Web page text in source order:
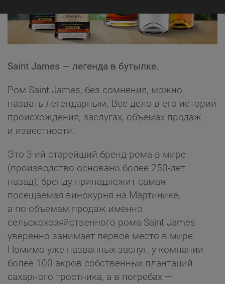
Saint James — легенда в бутылке.
Ром Saint James, без сомнения, можно
назвать легендарным. Все дело в его истории
происхождения, заслугах, объемах продаж
и известности.
Это 3-ий старейший бренд рома в мире
(производство основано более 250-лет
назад), бренду принадлежит самая
посещаемая винокурня на Мартинике,
а по объемам продаж именно
сельскохозяйственного рома Saint James
уверенно занимает первое место в мире.
Помимо уже названных заслуг, у компании
более 100 акров собственных плантаций
сахарного тростника, а в погребах —